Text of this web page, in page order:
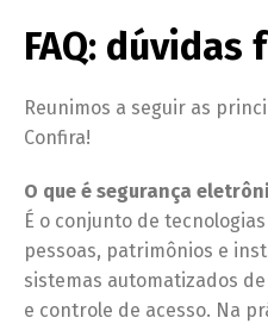
FAQ: dúvidas
Reunimos a seguir as
Confira!
O que é segurança
É o conjunto de
pessoas, patrimônios e
sistemas automatizados
e controle de acesso. Na